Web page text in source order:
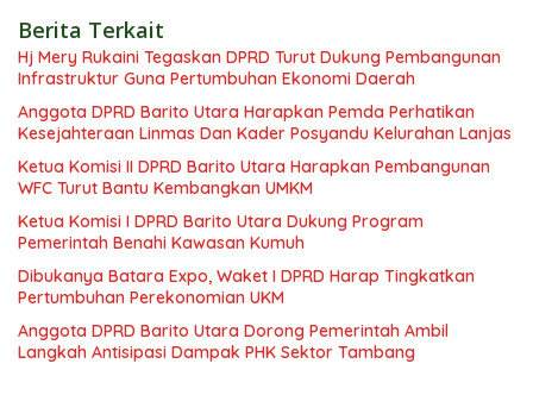
Berita Terkait
Hj Mery Rukaini Tegaskan DPRD Turut Dukung Pembangunan
Infrastruktur Guna Pertumbuhan Ekonomi Daerah
Anggota DPRD Barito Utara Harapkan Pemda Perhatikan
Kesejahteraan Linmas Dan Kader Posyandu Kelurahan Lanjas
Ketua Komisi II DPRD Barito Utara Harapkan Pembangunan
WFC Turut Bantu Kembangkan UMKM
Ketua Komisi I DPRD Barito Utara Dukung Program
Pemerintah Benahi Kawasan Kumuh
Dibukanya Batara Expo, Waket I DPRD Harap Tingkatkan
Pertumbuhan Perekonomian UKM
Anggota DPRD Barito Utara Dorong Pemerintah Ambil
Langkah Antisipasi Dampak PHK Sektor Tambang